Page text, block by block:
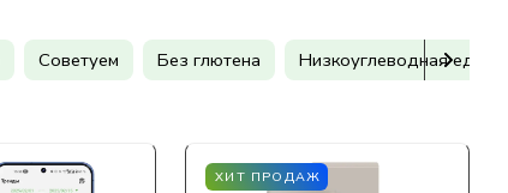
Советуем Без глютена Низкоуглеводная еда
ХИТ ПРОДАЖ